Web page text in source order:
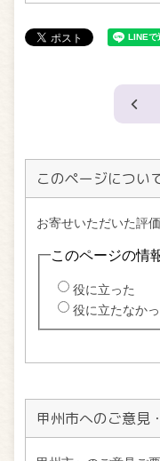
このページについ
甲州市へのご意見